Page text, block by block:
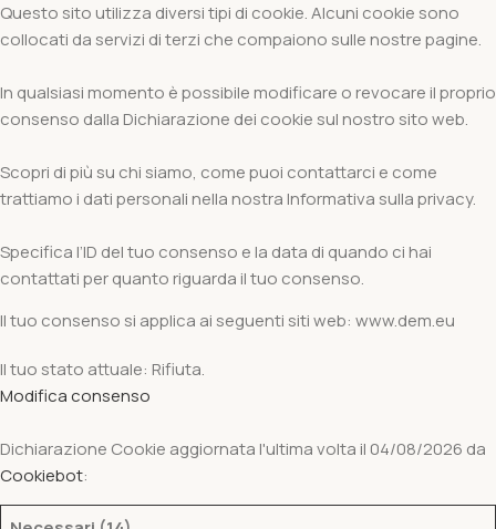
Questo sito utilizza diversi tipi di cookie. Alcuni cookie sono
collocati da servizi di terzi che compaiono sulle nostre pagine.
In qualsiasi momento è possibile modificare o revocare il proprio
consenso dalla Dichiarazione dei cookie sul nostro sito web.
Scopri di più su chi siamo, come puoi contattarci e come
trattiamo i dati personali nella nostra Informativa sulla privacy.
Specifica l’ID del tuo consenso e la data di quando ci hai
contattati per quanto riguarda il tuo consenso.
Il tuo consenso si applica ai seguenti siti web: www.dem.eu
Il tuo stato attuale: Rifiuta.
Modifica consenso
Dichiarazione Cookie aggiornata l'ultima volta il 04/08/2026 da
Cookiebot: